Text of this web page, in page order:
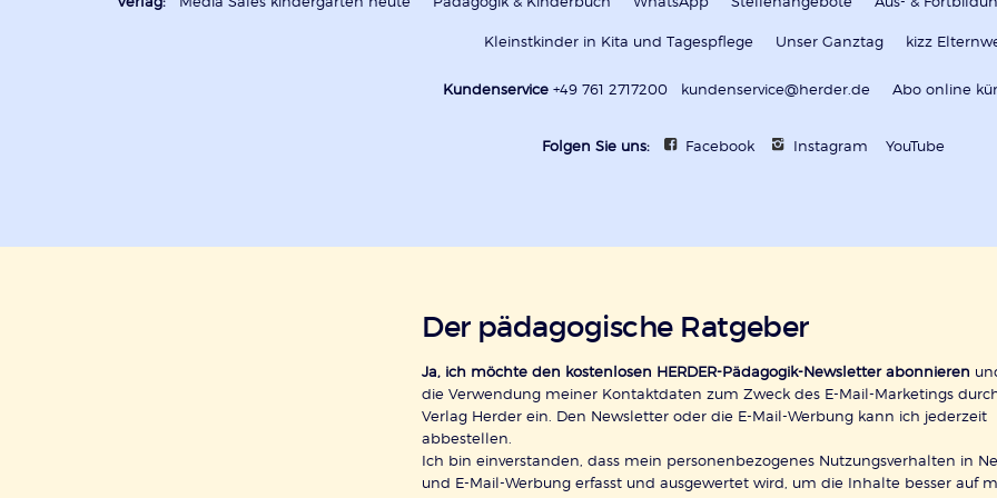
Kleinstkinder in Kita und Tagespflege Unser Ganztag kizz
Kundenservice +49 761 2717200 kundenservice@herder.de Abo online
Folgen Sie uns: Facebook Instagram YouTube
Der pädagogische Ratgeber
Ja, ich möchte den kostenlosen HERDER-Pädagogik-Newsletter abonnieren
die Verwendung meiner Kontaktdaten zum Zweck des E-Mail-Marketings
Verlag Herder ein. Den Newsletter oder die E-Mail-Werbung kann ich jederzeit
abbestellen.
Ich bin einverstanden, dass mein personenbezogenes Nutzungsverhalten in
und E-Mail-Werbung erfasst und ausgewertet wird, um die Inhalte besser auf